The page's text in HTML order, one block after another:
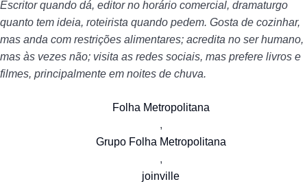
Escritor quando dá, editor no horário comercial, dramaturgo
quanto tem ideia, roteirista quando pedem. Gosta de cozinhar,
mas anda com restrições alimentares; acredita no ser humano,
mas às vezes não; visita as redes sociais, mas prefere livros e
filmes, principalmente em noites de chuva.
Folha Metropolitana
,
Grupo Folha Metropolitana
,
joinville